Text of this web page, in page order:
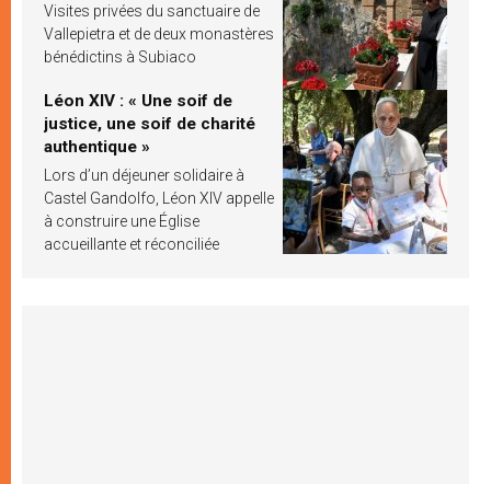
Visites privées du sanctuaire de
Vallepietra et de deux monastères
bénédictins à Subiaco
Léon XIV : « Une soif de
justice, une soif de charité
authentique »
Lors d’un déjeuner solidaire à
Castel Gandolfo, Léon XIV appelle
à construire une Église
accueillante et réconciliée